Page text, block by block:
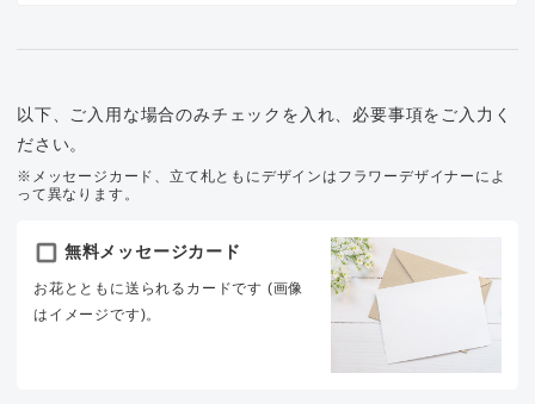
以下、ご入用な場合のみチェックを入れ、必要事項をご入力く
ださい。
※メッセージカード、立て札ともにデザインはフラワーデザイナーによ
って異なります。
無料メッセージカード
お花とともに送られるカードです (画像
はイメージです)。